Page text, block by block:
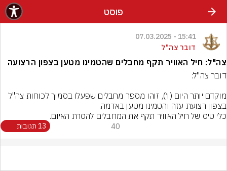
פוסט
15:41 - 07.03.2025
דובר צה"ל
צה"ל: חיל האוויר תקף מחבלים שהטמינו מטען בצפון הרצועה
כלי טיס של חיל האוויר תקף את המחבלים להסרת האיום.
40 13 תגובות